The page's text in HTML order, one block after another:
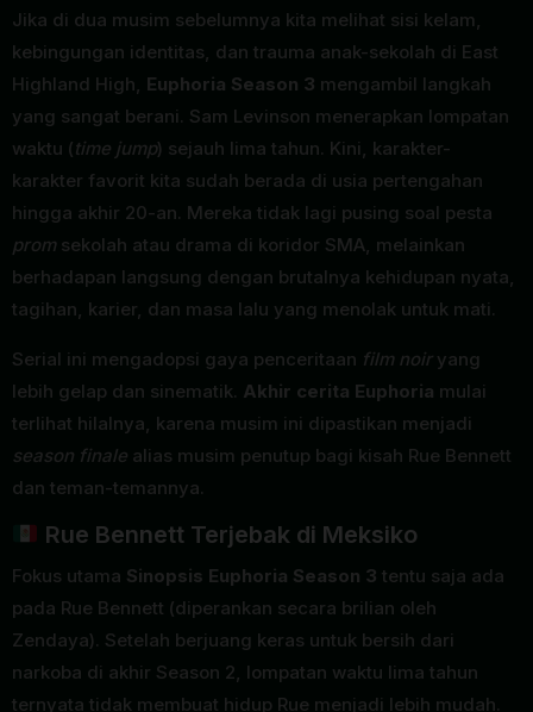
Jika di dua musim sebelumnya kita melihat sisi kelam,
kebingungan identitas, dan trauma anak-sekolah di East
Highland High, Euphoria Season 3 mengambil langkah
yang sangat berani. Sam Levinson menerapkan lompatan
waktu (time jump) sejauh lima tahun. Kini, karakter-
karakter favorit kita sudah berada di usia pertengahan
hingga akhir 20-an. Mereka tidak lagi pusing soal pesta
prom sekolah atau drama di koridor SMA, melainkan
berhadapan langsung dengan brutalnya kehidupan nyata,
tagihan, karier, dan masa lalu yang menolak untuk mati.
Serial ini mengadopsi gaya penceritaan film noiryang
lebih gelap dan sinematik. Akhir cerita Euphoria mulai
terlihat hilalnya, karena musim ini dipastikan menjadi
season finale alias musim penutup bagi kisah Rue Bennett
dan teman-temannya.
Rue Bennett Terjebak di Meksiko
Fokus utama Sinopsis Euphoria Season 3 tentu saja ada
pada Rue Bennett (diperankan secara brilian oleh
Zendaya). Setelah berjuang keras untuk bersih dari
narkoba di akhir Season 2, lompatan waktu lima tahun
ternyata tidak membuat hidup Rue menjadi lebih mudah.